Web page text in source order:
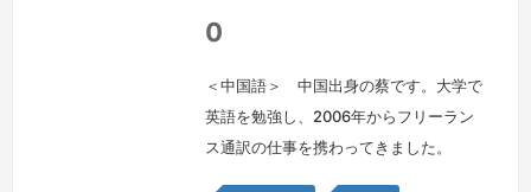
0
＜中国語＞ 中国出身の蔡です。大学で
英語を勉強し、2006年からフリーラン
ス通訳の仕事を携わってきました。